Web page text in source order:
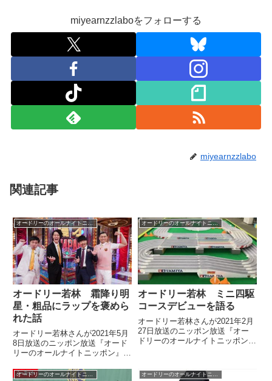
miyearnzzlaboをフォローする
miyearnzzlabo
関連記事
オードリー若林 霜降り明
星・粗品にラップを褒めら
れた話
オードリー若林さんが2021年5月
8日放送のニッポン放送『オード
リーのオールナイトニッポン』の
霜降り明星の粗品さんにラップを
オードリーのオールナイトニッポン
オードリー若林 ミニ四駆
コースデビューを語る
オードリー若林さんが2021年2月
27日放送のニッポン放送『オー
ドリーのオールナイトニッポン』
た。